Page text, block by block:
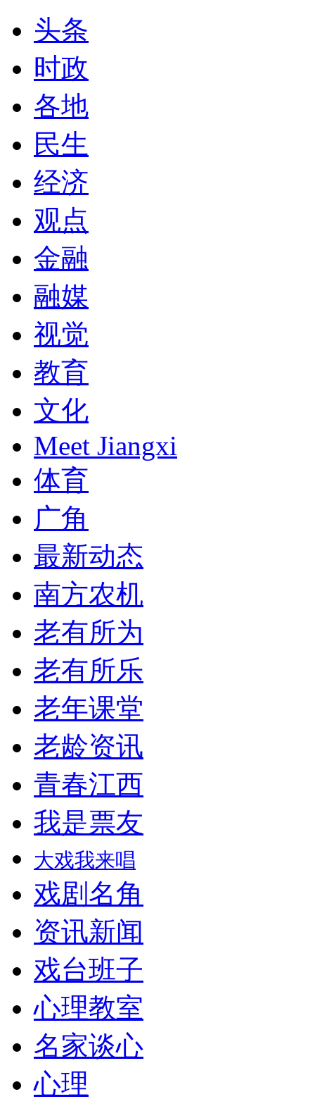
头条
时政
各地
民生
经济
观点
金融
融媒
视觉
教育
文化
Meet Jiangxi
体育
广角
最新动态
南方农机
老有所为
老有所乐
老年课堂
老龄资讯
青春江西
我是票友
大戏我来唱
戏剧名角
资讯新闻
戏台班子
心理教室
名家谈心
心理